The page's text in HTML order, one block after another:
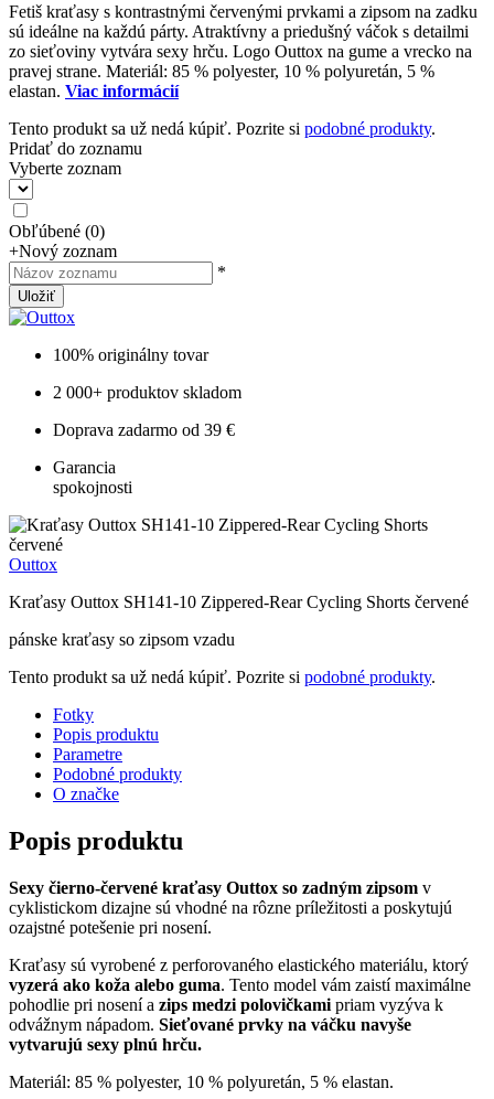
Fetiš kraťasy s kontrastnými červenými prvkami a zipsom na zadku
sú ideálne na každú párty. Atraktívny a priedušný váčok s detailmi
zo sieťoviny vytvára sexy hrču. Logo Outtox na gume a vrecko na
pravej strane. Materiál: 85 % polyester, 10 % polyuretán, 5 %
elastan. Viac informácií
Tento produkt sa už nedá kúpiť. Pozrite si podobné produkty.
Pridať do zoznamu
Vyberte zoznam
Obľúbené (0)
+Nový zoznam
*
Uložiť
100% originálny tovar
2 000+ produktov skladom
Doprava zadarmo od 39 €
Garancia
spokojnosti
Outtox
Kraťasy Outtox SH141-10 Zippered-Rear Cycling Shorts červené
pánske kraťasy so zipsom vzadu
Tento produkt sa už nedá kúpiť. Pozrite si podobné produkty.
Fotky
Popis produktu
Parametre
Podobné produkty
O značke
Popis produktu
Sexy čierno-červené kraťasy Outtox so zadným zipsom v
cyklistickom dizajne sú vhodné na rôzne príležitosti a poskytujú
ozajstné potešenie pri nosení.
Kraťasy sú vyrobené z perforovaného elastického materiálu, ktorý
vyzerá ako koža alebo guma. Tento model vám zaistí maximálne
pohodlie pri nosení a zips medzi polovičkami priam vyzýva k
odvážnym nápadom. Sieťované prvky na váčku navyše
vytvarujú sexy plnú hrču.
Materiál: 85 % polyester, 10 % polyuretán, 5 % elastan.